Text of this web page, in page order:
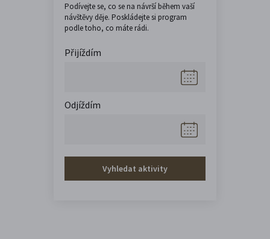
Podívejte se, co se na návrší během vaší
návštěvy děje. Poskládejte si program
podle toho, co máte rádi.
Přijíždím
Odjíždím
Vyhledat aktivity